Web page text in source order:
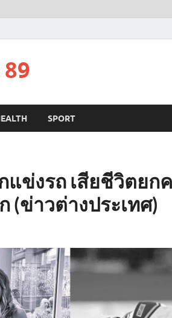
SPORT
ข่งรถ เสียชีวิตยก
(ข่าวต่างประเทศ)